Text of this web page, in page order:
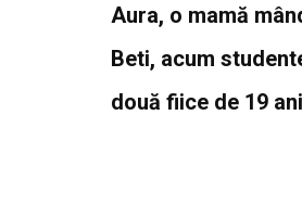
Aura, o mamă
Beti, acum
două fiice de 19